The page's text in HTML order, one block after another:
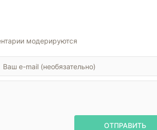
модерируются
ОТПРАВИТЬ